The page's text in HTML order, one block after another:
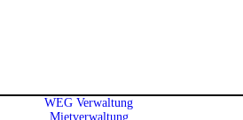
WEG Verwaltung
Mietverwaltung
Kundenportale Und